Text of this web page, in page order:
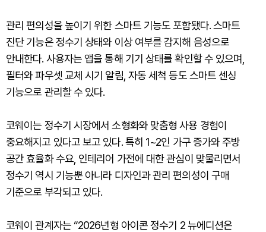
관리 편의성을 높이기 위한 스마트 기능도 포함됐다. 스마트
진단 기능은 정수기 상태와 이상 여부를 감지해 음성으로
안내한다. 사용자는 앱을 통해 기기 상태를 확인할 수 있으며,
필터와 파우셋 교체 시기 알림, 자동 세척 등도 스마트 센싱
기능으로 관리할 수 있다.
코웨이는 정수기 시장에서 소형화와 맞춤형 사용 경험이
중요해지고 있다고 보고 있다. 특히 1~2인 가구 증가와 주방
공간 효율화 수요, 인테리어 가전에 대한 관심이 맞물리면서
정수기 역시 기능뿐 아니라 디자인과 관리 편의성이 구매
기준으로 부각되고 있다.
코웨이 관계자는 “2026년형 아이콘 정수기 2 뉴에디션은